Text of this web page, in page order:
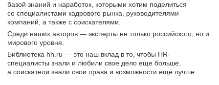
базой знаний и наработок, которыми хотим поделиться
со специалистами кадрового рынка, руководителями
компаний, а также с соискателями.
Среди наших авторов — эксперты не только российского, но и
мирового уровня.
Библиотека hh.ru — это наш вклад в то, чтобы HR-
специалисты знали и любили свое дело еще больше,
а соискатели знали свои права и возможности еще лучше.